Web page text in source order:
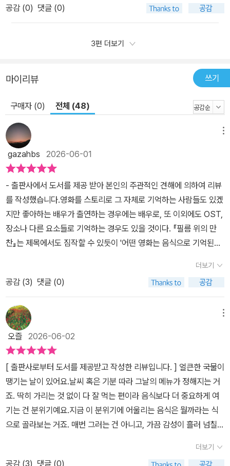
공감 (0) 댓글 (0)
3편 더보기
마이리뷰 쓰기
구매자 (0) 전체 (48)
gazahbs 2026-06-01
- 출판사에서 도서를 제공 받아 본인의 주관적인 견해에 의하여 리뷰
를 작성했습니다.영화를 스토리로 그 자체로 기억하는 사람들도 있겠
지만 좋아하는 배우가 출연하는 경우에는 배우로, 또 이외에도 OST,
장소나 다른 요소들로 기억하는 경우도 있을 것이다. 『필름 위의 만
찬』는 제목에서도 짐작할 수 있듯이 '어떤 영화는 음식으로 기억된
속 음식 이야기도 있다는 것을 보여주는 에세이이다.​이런 이야기에
바탕을 두고 어떤 영화가 있을까 싶어 생각을 해보면 <라따뚜이>가
가장 먼저 떠오르고 많이 패러디도 되었던 <올드보이>, 그리고 팝콘
하면 조건반사처럼 떠오르는 영화 <웰컴 투 동막골>도 있다.애니메
이션 특유의 색감이 오히려 음식의 식감을 살린 것 같은 <라따뚜이>
는 냉혹한 음식 비평가의 등장 속 음식이라고 하나도 못하는 레스토
랑의 후계자가 음식에 뛰어난 소질(?)이 있는 쥐의 도움을 받아 음식
을 만들어내는 과정이 그려지는데 위생적으로 보면 최악인데 그게 거
부감이 들지 않게 그려내고 또 그렇게 만들어 낸 음식이 음식 평론가
로 하여금 극찬을 받게 한다는 점이 인상적이었다.​그리고 <타이타닉
>을 보면 철저히 등급이 나뉜 채 거대한 배를 타고 미국으로 향하지
만 의외로 그속에서 피어나는 신분을 초월한 사랑 이야기에 초점이
맞춰져서 크루즈 선에서 등장하는 음식 이야기는 그다지 많지 않다는
점이 아마도 영화의 주된 내용이 재난과 사랑에 맞춰진 탓에 음식이
더보기
공감 (3) 댓글 (0)
오즐 2026-06-02
[ 출판사로부터 도서를 제공받고 작성한 리뷰입니다. ] 얼큰한 국물이
땡기는 날이 있어요.날씨 혹은 기분 따라 그날의 메뉴가 정해지는 거
죠. 딱히 가리는 것 없이 다 잘 먹는 편이라 음식보다 더 중요하게 여
기는 건 분위기예요.지금 이 분위기에 어울리는 음식은 뭘까라는 식
으로 골라보는 거죠. 매번 그러는 건 아니고, 가끔 감성이 흘러 넘칠
도 없는 특별한 음식이 되는 법이죠. 아마 다들 추억의 음식이라던가,
더보기
공감 (3) 댓글 (0)